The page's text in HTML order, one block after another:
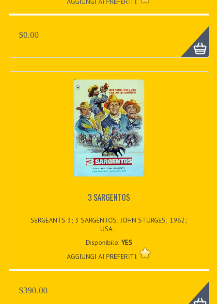
$0.00
3 SARGENTOS
SERGEANTS 3; 3 SARGENTOS; JOHN STURGES; 1962;
USA...
Disponibile: YES
AGGIUNGI AI PREFERITI:
$390.00